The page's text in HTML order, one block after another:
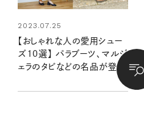
2023.07.25
【おしゃれな人の愛用シュー
ズ10選】 パラブーツ、マルジ
ェラのタビなどの名品が登